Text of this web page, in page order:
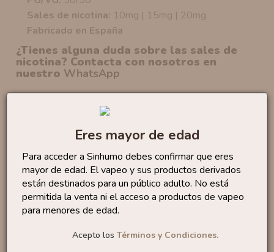
Eres mayor de edad
Para acceder a Sinhumo debes confirmar que eres
mayor de edad. El vapeo y sus productos derivados
están destinados para un público adulto. No está
permitida la venta ni el acceso a productos de vapeo
para menores de edad.
Acepto los Términos y Condiciones.
Sales de nicotina: 10mg | 15mg | 20mg
Fabricado en España
¿Tienes alguna duda sobre las sales de
nicotina? Contacta con nosotros en
nuestro WhatsApp
No te quedes sin...
Sales Lemon Tart 10ml
By...
6,50 €
Sales Bubble Gum 10ml